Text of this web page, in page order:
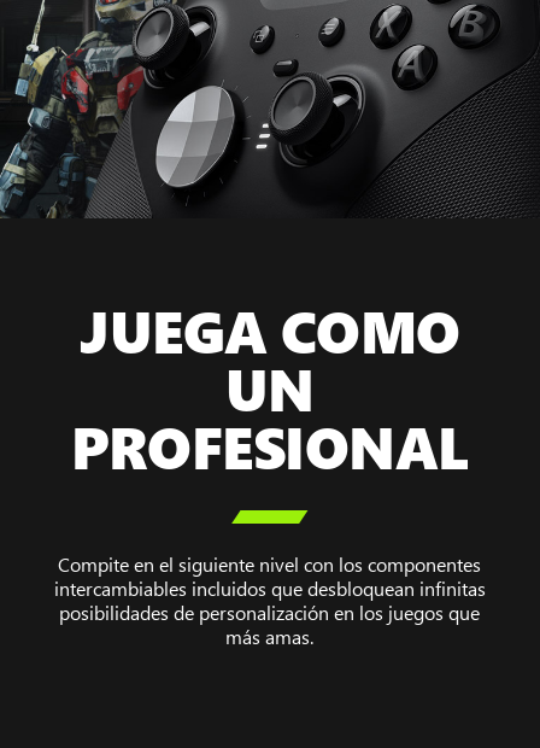
JUEGA COMO
UN
PROFESIONAL

Compite en el siguiente nivel con los componentes
intercambiables incluidos que desbloquean infinitas
posibilidades de personalización en los juegos que
más amas.